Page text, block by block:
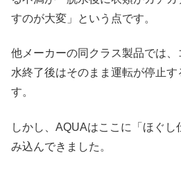
すのが大変」という点です。
他メーカーの同クラス製品では
水終了後はそのまま運転が停止す
す。
しかし、AQUAはここに「ほぐし
み込んできました。